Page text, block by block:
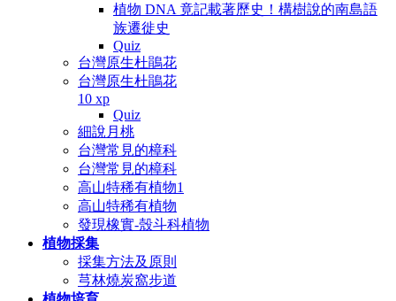
植物 DNA 竟記載著歷史！構樹說的南島語
族遷徙史
Quiz
台灣原生杜鵑花
台灣原生杜鵑花
10 xp
Quiz
細說月桃
台灣常見的樟科
台灣常見的樟科
高山特稀有植物1
高山特稀有植物
發現橡實-殼斗科植物
植物採集
採集方法及原則
芎林燒炭窩步道